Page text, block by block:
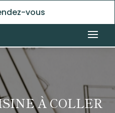
vous
À COLLER